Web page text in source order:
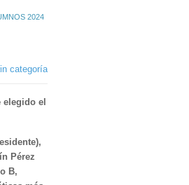
2024
categoría
el
Pérez
B,